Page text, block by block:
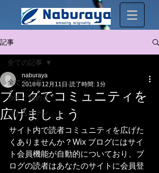
記事
全ての記事
今すぐ始める
コミュニティ
全ての記事
ブログでコミュニティを
広げましょう
naburaya
2018年12月11日 読了時間: 1分
サイト内で読者コミュニティを広げた
くありませんか？Wix ブログにはサイ
ト会員機能が自動的についており、ブ
ログの読者はあなたのサイトに会員登